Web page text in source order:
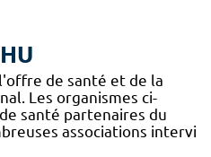
de santé et de la
Les organismes ci-
santé partenaires du
associations intervi